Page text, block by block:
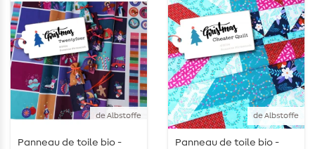
de Albstoffe
Panneau de toile bio -
de Albstoffe
Panneau de toile bio -